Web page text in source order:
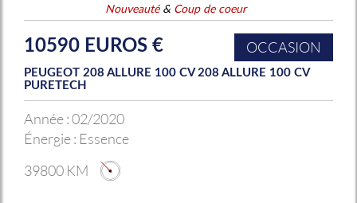
Nouveauté& Coup de coeur
10590 EUROS € OCCASION
PEUGEOT 208 ALLURE 100 CV 208 ALLURE 100 CV
PURETECH
Année :02/2020
Énergie : Essence
39800 KM